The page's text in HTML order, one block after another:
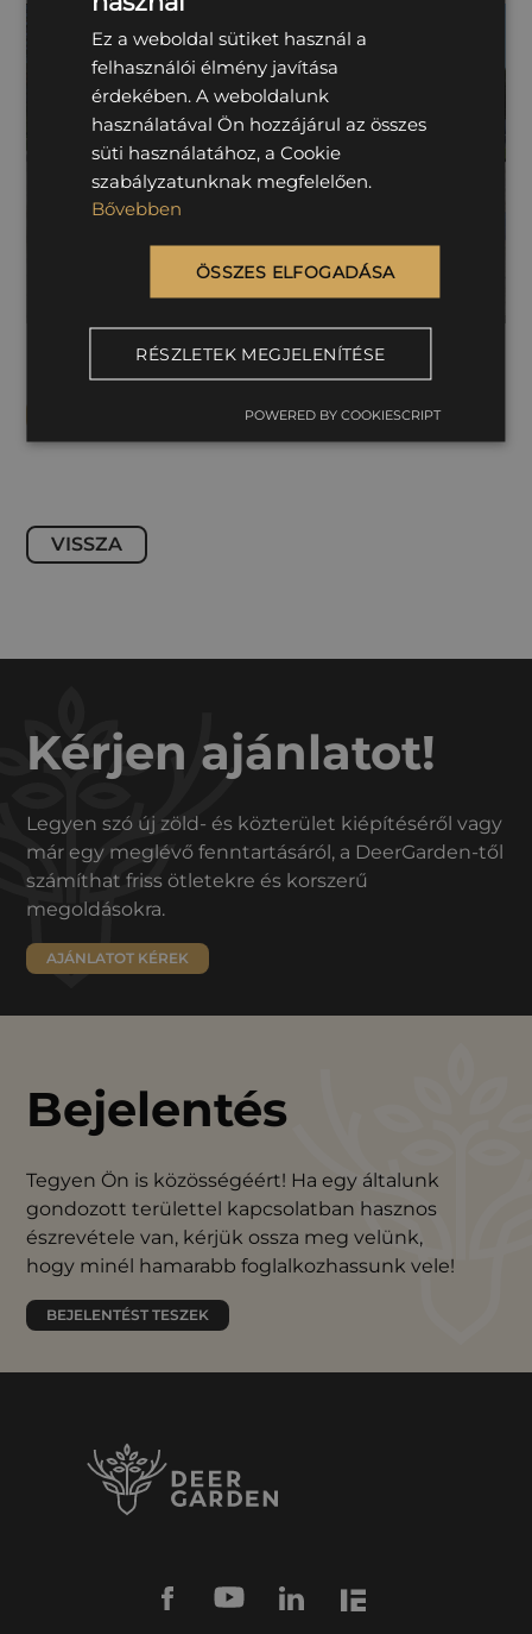
Közterület-fenntartás
VISSZA
Kérjen ajánlatot!
Legyen szó új zöld- és közterület kiépítéséről vagy
már egy meglévő fenntartásáról, a DeerGarden-től
számíthat friss ötletekre és korszerű
megoldásokra.
AJÁNLATOT KÉREK
Bejelentés
Tegyen Ön is közösségéért! Ha egy általunk
gondozott területtel kapcsolatban hasznos
észrevétele van, kérjük ossza meg velünk,
hogy minél hamarabb foglalkozhassunk vele!
BEJELENTÉST TESZEK
Ez a weboldal sütiket használ a
felhasználói élmény javítása
érdekében. A weboldalunk
használatával Ön hozzájárul az összes
süti használatához, a Cookie
szabályzatunknak megfelelően.
Bővebben
ÖSSZES ELFOGADÁSA
RÉSZLETEK MEGJELENÍTÉSE
POWERED BY COOKIESCRIPT